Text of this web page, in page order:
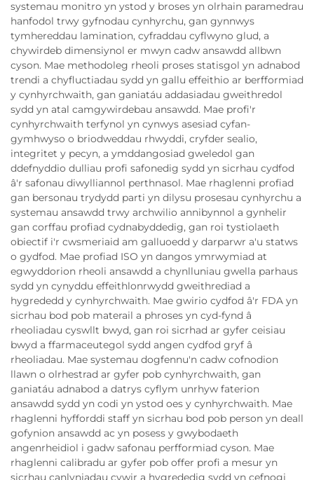
systemau monitro yn ystod y broses yn olrhain paramedrau
hanfodol trwy gyfnodau cynhyrchu, gan gynnwys
tymhereddau lamination, cyfraddau cyflwyno glud, a
chywirdeb dimensiynol er mwyn cadw ansawdd allbwn
cyson. Mae methodoleg rheoli proses statisgol yn adnabod
trendi a chyfluctiadau sydd yn gallu effeithio ar berfformiad
y cynhyrchwaith, gan ganiatáu addasiadau gweithredol
sydd yn atal camgywirdebau ansawdd. Mae profi'r
cynhyrchwaith terfynol yn cynwys asesiad cyfan-
gymhwyso o briodweddau rhwyddi, cryfder sealio,
integritet y pecyn, a ymddangosiad gweledol gan
ddefnyddio dulliau profi safonedig sydd yn sicrhau cydfod
â'r safonau diwylliannol perthnasol. Mae rhaglenni profiad
gan bersonau trydydd parti yn dilysu prosesau cynhyrchu a
systemau ansawdd trwy archwilio annibynnol a gynhelir
gan corffau profiad cydnabyddedig, gan roi tystiolaeth
obiectif i'r cwsmeriaid am galluoedd y darparwr a'u statws
o gydfod. Mae profiad ISO yn dangos ymrwymiad at
egwyddorion rheoli ansawdd a chynlluniau gwella parhaus
sydd yn cynyddu effeithlonrwydd gweithrediad a
hygrededd y cynhyrchwaith. Mae gwirio cydfod â'r FDA yn
sicrhau bod pob materail a phroses yn cyd-fynd â
rheoliadau cyswllt bwyd, gan roi sicrhad ar gyfer ceisiau
bwyd a ffarmaceutegol sydd angen cydfod gryf â
rheoliadau. Mae systemau dogfennu'n cadw cofnodion
llawn o olrhestrad ar gyfer pob cynhyrchwaith, gan
ganiatáu adnabod a datrys cyflym unrhyw faterion
ansawdd sydd yn codi yn ystod oes y cynhyrchwaith. Mae
rhaglenni hyfforddi staff yn sicrhau bod pob person yn deall
gofynion ansawdd ac yn posess y gwybodaeth
angenrheidiol i gadw safonau perfformiad cyson. Mae
rhaglenni calibradu ar gyfer pob offer profi a mesur yn